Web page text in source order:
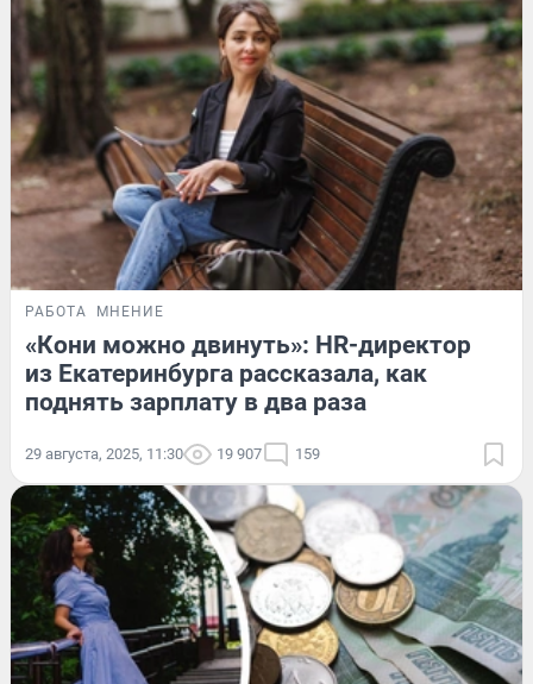
РАБОТА МНЕНИЕ
«Кони можно двинуть»: HR-директор
из Екатеринбурга рассказала, как
поднять зарплату в два раза
29 августа, 2025, 11:30 19 907 159